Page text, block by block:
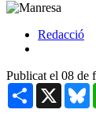
Redacció
Publicat el 08 de
Share X